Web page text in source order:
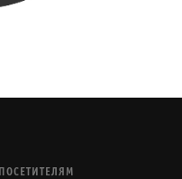
ПОСЕТИТЕЛЯМ